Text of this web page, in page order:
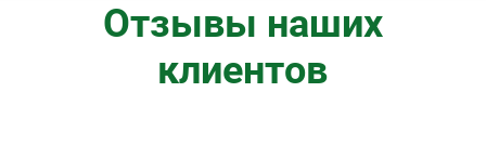
Отзывы наших
клиентов